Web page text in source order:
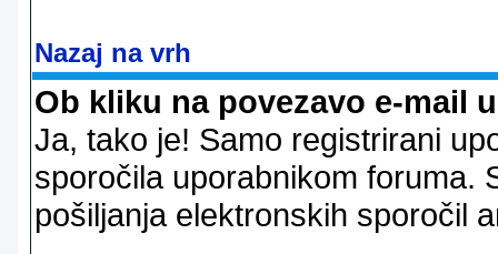
Nazaj na vrh
Ob kliku na povezavo e-mail
Ja, tako je! Samo registrirani
sporočila uporabnikom foruma.
pošiljanja elektronskih sporočil